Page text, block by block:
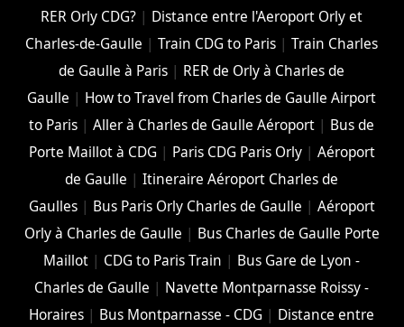
RER Orly CDG? | Distance entre l'Aeroport Orly et
Charles-de-Gaulle |Train CDG to Paris |Train Charles
de Gaulle à Paris | RER de Orly à Charles de
Gaulle | How to Travel from Charles de Gaulle Airport
to Paris |Aller à Charles de Gaulle Aéroport | Bus de
Porte Maillot à CDG | Paris CDG Paris Orly| Aéroport
de Gaulle |Itineraire Aéroport Charles de
Gaulles| Bus Paris Orly Charles de Gaulle | Aéroport
Orly à Charles de Gaulle | Bus Charles de Gaulle Porte
Maillot | CDG to Paris Train | Bus Gare de Lyon -
Charles de Gaulle | Navette Montparnasse Roissy -
Horaires | Bus Montparnasse - CDG | Distance entre